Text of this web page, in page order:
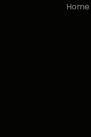
Home